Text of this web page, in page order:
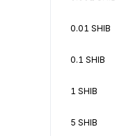
0.01 SHIB
0.1 SHIB
1 SHIB
5 SHIB